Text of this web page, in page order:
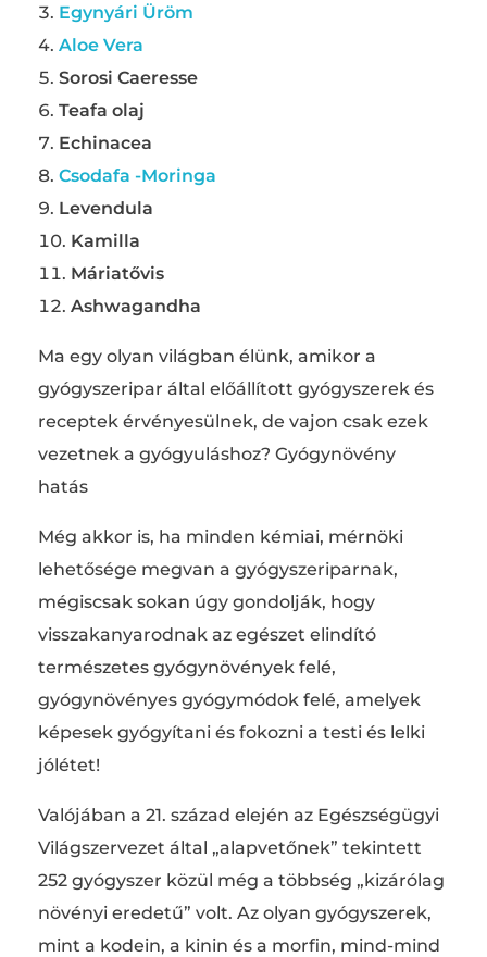
Egynyári Üröm
Aloe Vera
Sorosi Caeresse
Teafa olaj
Echinacea
Csodafa -Moringa
Levendula
Kamilla
Máriatővis
Ashwagandha
Ma egy olyan világban élünk, amikor a
gyógyszeripar által előállított gyógyszerek és
receptek érvényesülnek, de vajon csak ezek
vezetnek a gyógyuláshoz? Gyógynövény
hatás
Még akkor is, ha minden kémiai, mérnöki
lehetősége megvan a gyógyszeriparnak,
mégiscsak sokan úgy gondolják, hogy
visszakanyarodnak az egészet elindító
természetes gyógynövények felé,
gyógynövényes gyógymódok felé, amelyek
képesek gyógyítani és fokozni a testi és lelki
jólétet!
Valójában a 21. század elején az Egészségügyi
Világszervezet által „alapvetőnek” tekintett
252 gyógyszer közül még a többség „kizárólag
növényi eredetű” volt. Az olyan gyógyszerek,
mint a kodein, a kinin és a morfin, mind-mind